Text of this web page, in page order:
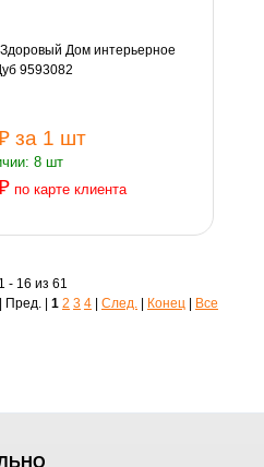
Дом интерьерное
9593082
за 1 шт
8 шт
по карте клиента
- 16 из 61
Пред. | 1 2 3 4| След. | Конец | Все